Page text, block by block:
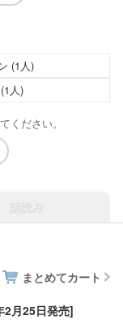
(1人)
人)
ください。
まとめてカート
月25日発売]